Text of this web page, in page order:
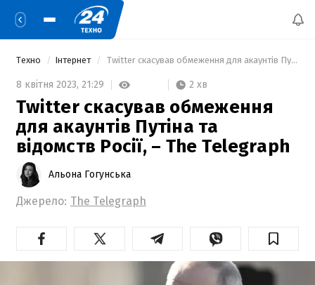
Техно Інтернет Twitter скасував обмеження для акаунтів Путіна та відомств Росії, – The Telegraph
8 квітня 2023, 21:29 2 хв
Twitter скасував обмеження
для акаунтів Путіна та
відомств Росії, – The Telegraph
Альона Гогунська
Джерело: The Telegraph